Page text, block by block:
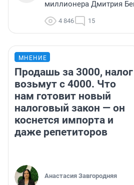
миллионера Дмитрия
4 846 15
МНЕНИЕ
Продашь за 3000, налог
возьмут с 4000. Что
нам готовит новый
налоговый закон — он
коснется импорта и
даже репетиторов
Анастасия Завгородняя